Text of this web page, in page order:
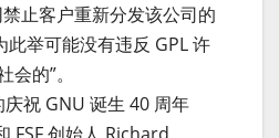
止客户重新分发该公司的
此举可能没有违反 GPL 许
的”。
祝 GNU 诞生 40 周年